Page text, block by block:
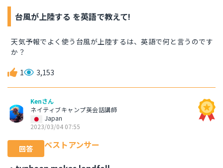
台風が上陸する を英語で教えて!
天気予報でよく使う台風が上陸するは、英語で何と言うのです
か？
1 3,153
Kenさん
ネイティブキャンプ英会話講師
Japan
2023/03/04 07:55
回答
ベストアンサー